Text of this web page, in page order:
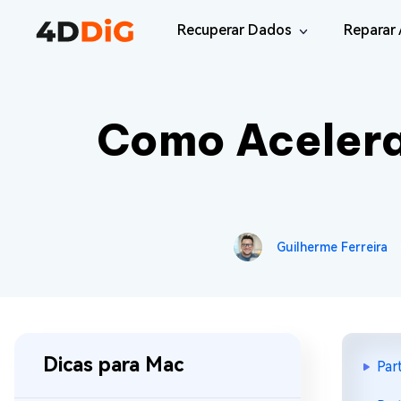
Recuperar Dados
Windows Data Recovery
Recuperar Arquivos Apagados de Win
Recuperar Arquivos no Android Sem
Reparar
DLL
Como
Guilherme Ferreira
Dicas para Mac